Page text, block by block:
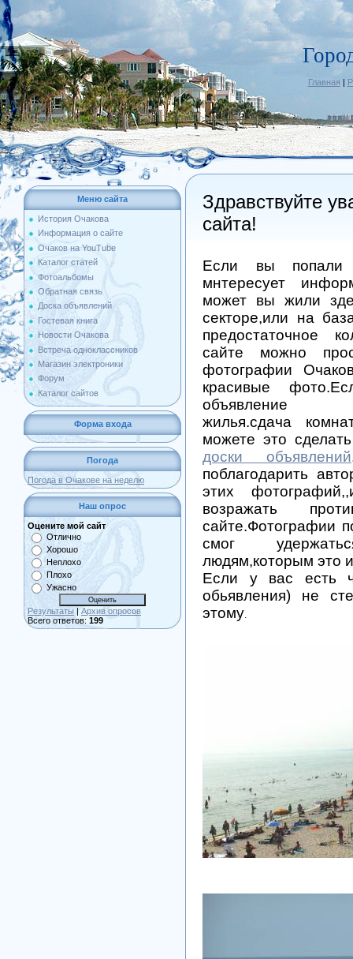
Главная |
Меню сайта
История Очакова
Информация о сайте
Очаков на YouTube
Каталог статей
Фотоальбомы
Обратная связь
Доска объявлений
Гостевая книга
Новости Очакова
Встреча одноклассников
Магазин электроники
Форум
Каталог сайтов
Форма входа
Погода
Погода в Очакове на неделю
Наш опрос
Оцените мой сайт
Отлично
Хорошо
Неплохо
Плохо
Ужасно
Результаты | Архив опросов
Всего ответов: 199
Здравствуйте
сайта!
Если вы попали
мнтересует
может вы жили
секторе,или на
предостаточное
сайте можно
фотографии
красивые
объявление
жилья.сдача
можете это
доски объявлений
поблагодарить
этих
возражать
сайте.Фотографии
смог
людям,которым это
Если у вас есть
обьявления) не
этому.